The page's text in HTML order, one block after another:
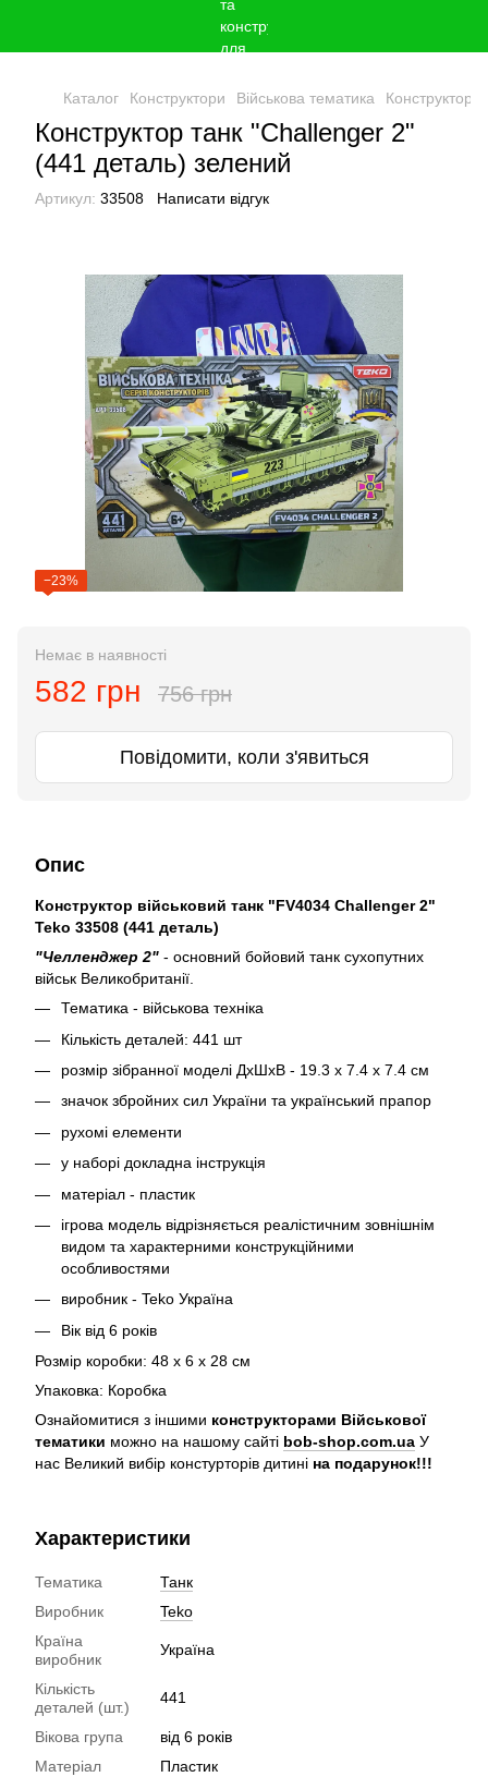
Каталог Конструктори Військова тематика Конструктор
Конструктор танк "Challenger 2"
(441 деталь) зелений
Артикул: 33508 Написати відгук
−23%
Немає в наявності
582 грн 756 грн
Повідомити, коли з'явиться
Опис
Конструктор військовий танк "FV4034 Challenger 2"
Teko 33508 (441 деталь)
"Челленджер 2" - основний бойовий танк сухопутних
військ Великобританії.
Тематика - військова техніка
Кількість деталей: 441 шт
розмір зібранної моделі ДхШхВ - 19.3 х 7.4 х 7.4 см
значок збройних сил України та український прапор
рухомі елементи
у наборі докладна інструкція
матеріал - пластик
ігрова модель відрізняється реалістичним зовнішнім
видом та характерними конструкційними
особливостями
виробник - Teko Україна
Вік від 6 років
Розмір коробки: 48 х 6 х 28 см
Упаковка: Коробка
Ознайомитися з іншими конструкторами Військової
тематики можно на нашому сайті bob-shop.com.ua У
нас Великий вибір констурторів дитині на подарунок!!!
Характеристики
Тематика
Танк
Виробник
Teko
Країна
виробник
Україна
Кількість
деталей (шт.)
441
Вікова група
від 6 років
Матеріал
Пластик